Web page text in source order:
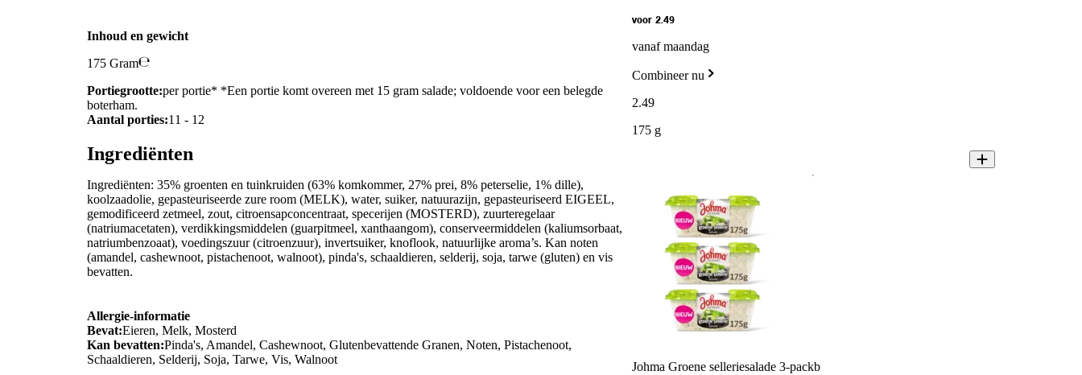
Inhoud en gewicht
175 Gram
Portiegrootte:per portie* *Een portie komt overeen met 15 gram salade; voldoende voor een belegde
boterham.
Aantal porties:11 - 12
Ingrediënten
Ingrediënten: 35% groenten en tuinkruiden (63% komkommer, 27% prei, 8% peterselie, 1% dille),
koolzaadolie, gepasteuriseerde zure room (MELK), water, suiker, natuurazijn, gepasteuriseerd EIGEEL,
gemodificeerd zetmeel, zout, citroensapconcentraat, specerijen (MOSTERD), zuurteregelaar
(natriumacetaten), verdikkingsmiddelen (guarpitmeel, xanthaangom), conserveermiddelen (kaliumsorbaat,
natriumbenzoaat), voedingszuur (citroenzuur), invertsuiker, knoflook, natuurlijke aroma’s. Kan noten
(amandel, cashewnoot, pistachenoot, walnoot), pinda's, schaaldieren, selderij, soja, tarwe (gluten) en vis
bevatten.
Allergie-informatie
Bevat:Eieren, Melk, Mosterd
Kan bevatten:Pinda's, Amandel, Cashewnoot, Glutenbevattende Granen, Noten, Pistachenoot,
Schaaldieren, Selderij, Soja, Tarwe, Vis, Walnoot
voor 2.49
vanaf maandag
Combineer nu
2.49
175 g
Johma Groene selleriesalade 3-packb